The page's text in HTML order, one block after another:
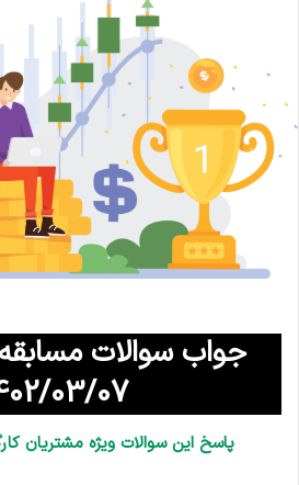
جواب سوالات مسابقه
03/07
پاسخ این سوالات ویژه مشتریان